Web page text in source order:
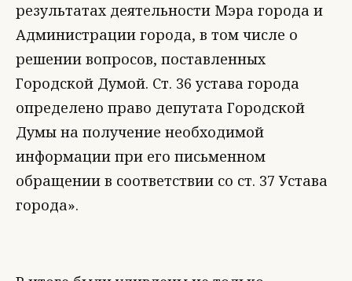
результатах деятельности Мэра города и
Администрации города, в том числе о
решении вопросов, поставленных
Городской Думой. Ст. 36 устава города
определено право депутата Городской
Думы на получение необходимой
информации при его письменном
обращении в соответствии со ст. 37 Устава
города».